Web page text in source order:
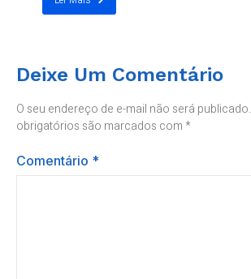
Deixe Um Comentário
O seu endereço de e-mail não será publicado.
obrigatórios são marcados com*
Comentário *